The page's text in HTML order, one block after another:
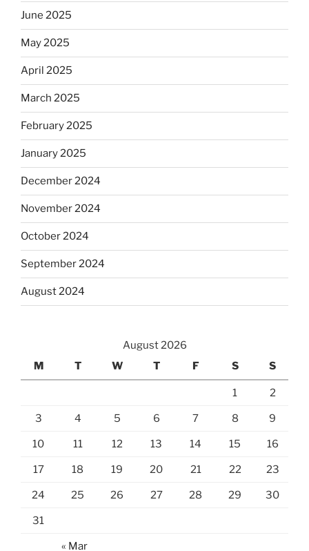
June 2025
May 2025
April 2025
March 2025
February 2025
January 2025
December 2024
November 2024
October 2024
September 2024
August 2024
August 2026
M
T W T F S S
1 2
3 4 5 6 7 8 9
10 11 12 13 14 15 16
17 18 19 20 21 22 23
24 25 26 27 28 29 30
31
« Mar